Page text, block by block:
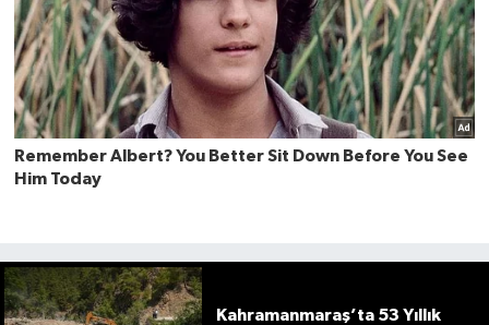
Kahramanmaraş’ta 53 Yıllık